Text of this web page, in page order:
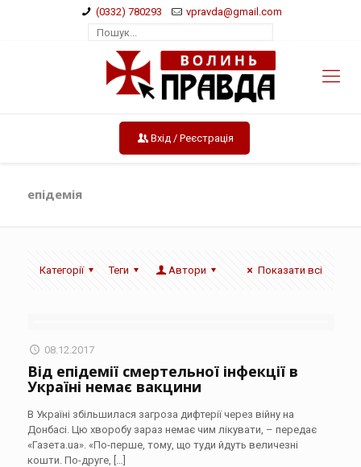
(0332) 780293 vpravda@gmail.com
Вхід / Реєстрація
епідемія
Категорії Теги Автори Показати всі
08.12.2017
Від епідемії смертельної інфекції в
Україні немає вакцини
В Україні збільшилася загроза дифтерії через війну на
Донбасі. Цю хворобу зараз немає чим лікувати, – передає
«Газета.ua». «По-перше, тому, що туди йдуть величезні
кошти. По-друге, […]